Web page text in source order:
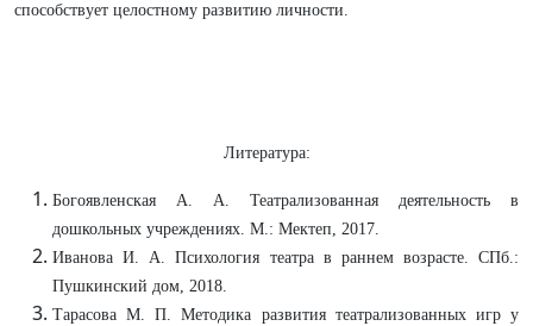
способствует целостному развитию личности.
Литература:
Богоявленская А. А. Театрализованная деятельность в
дошкольных учреждениях. М.: Мектеп, 2017.
Иванова И. А. Психология театра в раннем возрасте. СПб.:
Пушкинский дом, 2018.
Тарасова М. П. Методика развития театрализованных игр у